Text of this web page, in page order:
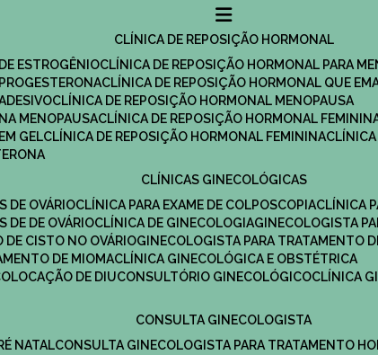
CLÍNICA DE REPOSIÇÃO HORMONAL
ESTROGÊNIO
CLÍNICA DE REPOSIÇÃO HORMONAL PARA
CLÍNICA DE REPOSIÇÃO HORMONAL QUE
CLÍNICA DE REPOSIÇÃO HORMONAL MENOPAUSA
MENOPAUSA
CLÍNICA DE REPOSIÇÃO HORMONAL
GEL
CLÍNICA DE REPOSIÇÃO HORMONAL FEMININA
CLÍNICAS GINECOLÓGICAS
DE OVÁRIO
CLÍNICA PARA EXAME DE COLPOSCOPIA
CLÍNICA
DE DE OVÁRIO
CLÍNICA DE GINECOLOGIA
GINECOLOGISTA
DE CISTO NO OVÁRIO
GINECOLOGISTA PARA TRATAMENTO
DE MIOMA
CLÍNICA GINECOLÓGICA E OBSTÉTRICA
DE DIU
CONSULTÓRIO GINECOLÓGICO
CLÍNICA
CONSULTA GINECOLOGISTA
NATAL
CONSULTA GINECOLOGISTA PARA TRATAMENTO